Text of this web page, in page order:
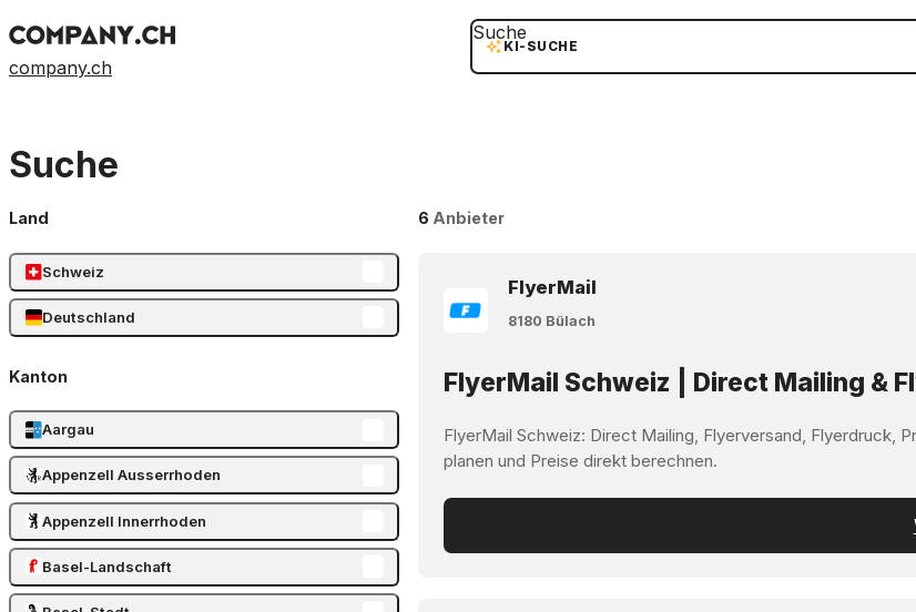
company.ch
KI-SUCHE
Suche
Suche
Land
Schweiz
Deutschland
Kanton
Aargau
Appenzell Ausserrhoden
Appenzell Innerrhoden
Basel-Landschaft
6 Anbieter
FlyerMail
8180 Bülach
FlyerMail Schweiz | Direct Mailing &
FlyerMail Schweiz: Direct Mailing, Flyerversand, Flyerdruck,
planen und Preise direkt berechnen.